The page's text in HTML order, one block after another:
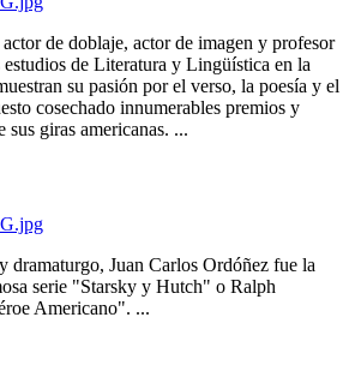
de doblaje, actor de imagen y profesor
estudios de Literatura y Lingüística en la
su pasión por el verso, la poesía y el
cosechado innumerables premios y
sus giras americanas. ...
dramaturgo, Juan Carlos Ordóñez fue la
serie "Starsky y Hutch" o Ralph
Americano". ...